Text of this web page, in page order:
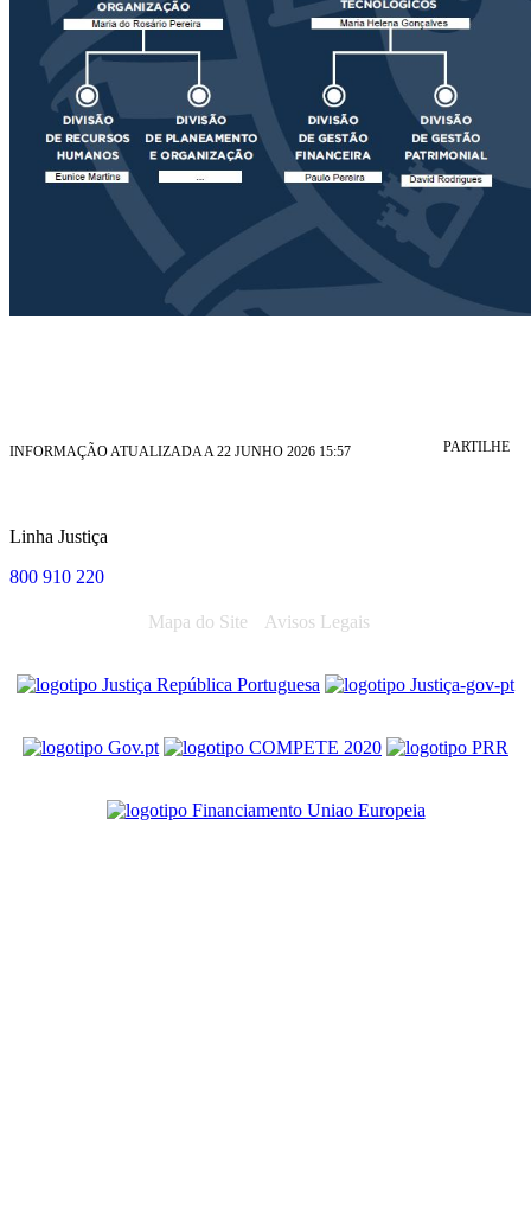
INFORMAÇÃO ATUALIZADA A 22 JUNHO 2026 15:57 PARTILHE
Linha Justiça
800 910 220
Mapa do Site Avisos Legais